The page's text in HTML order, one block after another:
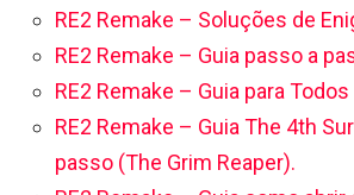
RE2 Remake – Soluções de
RE2 Remake – Guia passo a
RE2 Remake – Guia para
RE2 Remake – Guia The 4th
passo (The Grim Reaper).